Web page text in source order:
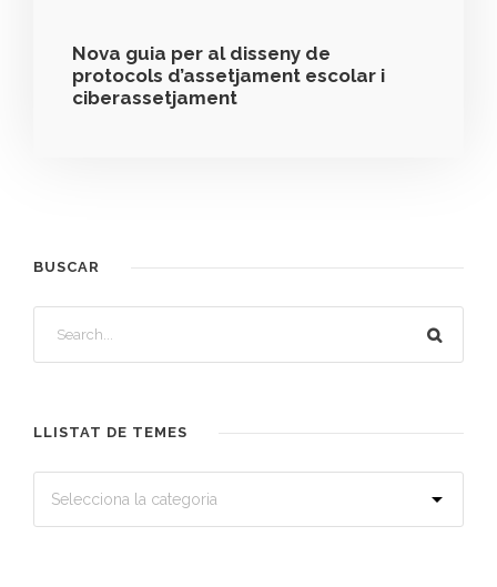
Nova guia per al disseny de
protocols d’assetjament escolar i
ciberassetjament
BUSCAR
LLISTAT DE TEMES